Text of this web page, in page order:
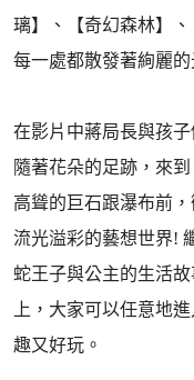
璃】、【奇幻森林】
每一處都散發著絢麗的
在影片中蔣局長與孩
隨著花朵的足跡，來
高聳的巨石跟瀑布前
流光溢彩的藝想世界!
蛇王子與公主的生活
上，大家可以任意地
趣又好玩。